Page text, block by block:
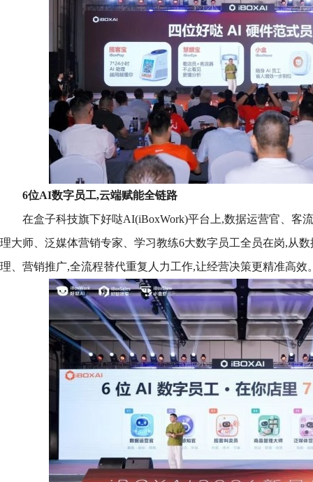
6位AI数字员工,云端赋能全链路
在盒子科技旗下好哒AI(iBoxWork)平台上,数据运营官、客
理大师、泛媒体营销专家、学习教练6大数字员工全员在岗,从
理、营销推广,全流程替代重复人力工作,让经营决策更精准高效